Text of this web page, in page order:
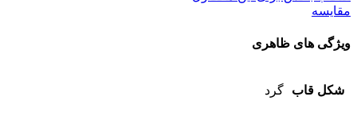
مقایسه
ویژگی های ظاهری
شکل قاب گرد